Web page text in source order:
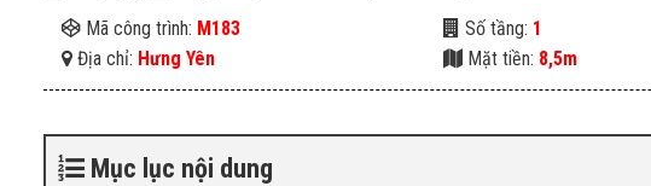
Mã công trình: M183 Số tầng: 1
Địa chỉ: Hưng Yên Mặt tiền: 8,5m
Mục lục nội dung